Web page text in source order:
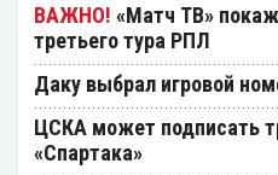
«Матч ТВ»
третьего тура РПЛ
Даку выбрал игровой
ЦСКА может подписать
«Спартака»